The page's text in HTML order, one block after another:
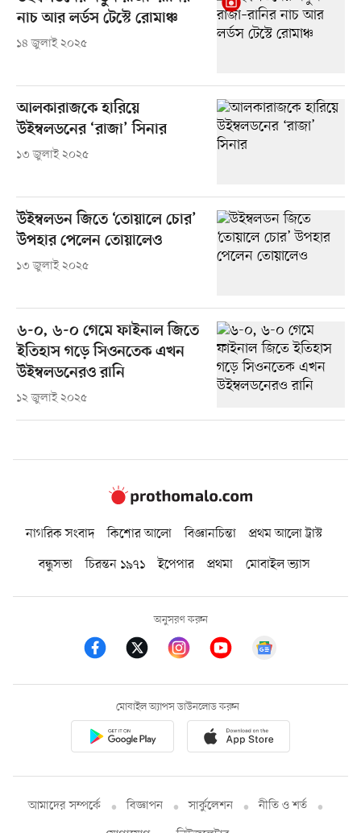
নাচ আর লর্ডস টেস্টে রোমাঞ্চ
১৪ জুলাই ২০২৫
আলকারাজকে হারিয়ে
উইম্বলডনের ‘রাজা’ সিনার
১৩ জুলাই ২০২৫
উইম্বলডন জিতে ‘তোয়ালে চোর’
উপহার পেলেন তোয়ালেও
১৩ জুলাই ২০২৫
৬-০, ৬-০ গেমে ফাইনাল জিতে
ইতিহাস গড়ে সিওনতেক এখন
উইম্বলডনেরও রানি
১২ জুলাই ২০২৫
নাগরিক সংবাদ কিশোর আলো বিজ্ঞানচিন্তা
প্রথম আলো ট্রাস্ট
বন্ধুসভা
চিরন্তন ১৯৭১ ইপেপার প্রথমা মোবাইল ভ্যাস
অনুসরণ করুন
মোবাইল অ্যাপস ডাউনলোড করুন
আমাদের সম্পর্কে বিজ্ঞাপন সার্কুলেশন
নীতি ও শর্ত